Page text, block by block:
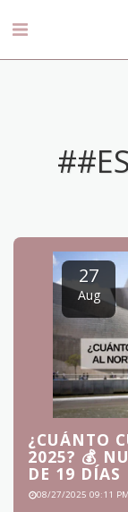
27
Aug
¿CUÁNTO
2025? 💰
DE 19 DÍAS
08/27/2025 09:11 PM